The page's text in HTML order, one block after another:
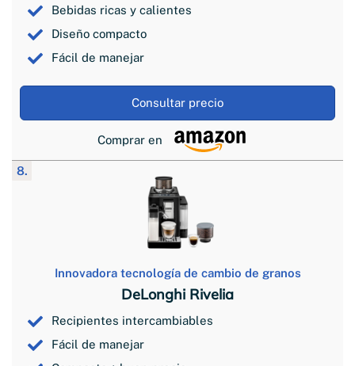
Bebidas ricas y calientes
Diseño compacto
Fácil de manejar
Consultar precio
Comprar en
8.
Innovadora tecnología de cambio de granos
DeLonghi Rivelia
Recipientes intercambiables
Fácil de manejar